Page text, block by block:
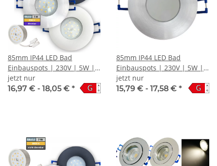
85mm IP44 LED Bad
Einbauspots | 230V | 5W |
Loch = 60 - 70mm |
DIMMBAR
jetzt nur
16,97 € - 18,05 € * A
↑
G
G
85mm IP44 LED Bad
Einbauspots | 230V | 5W |
Loch = 60 - 70mm |
Milchglas
jetzt nur
15,79 € - 17,58 € * A
↑
G
G